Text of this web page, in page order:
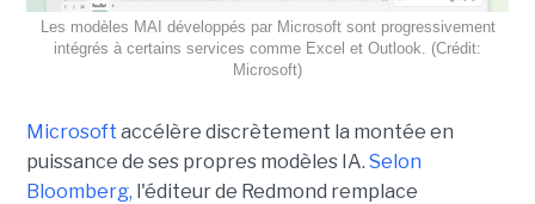
Les modèles MAI développés par Microsoft sont progressivement
intégrés à certains services comme Excel et Outlook. (Crédit:
Microsoft)
Microsoft accélère discrètement la montée en
puissance de ses propres modèles IA. Selon
Bloomberg, l'éditeur de Redmond remplace